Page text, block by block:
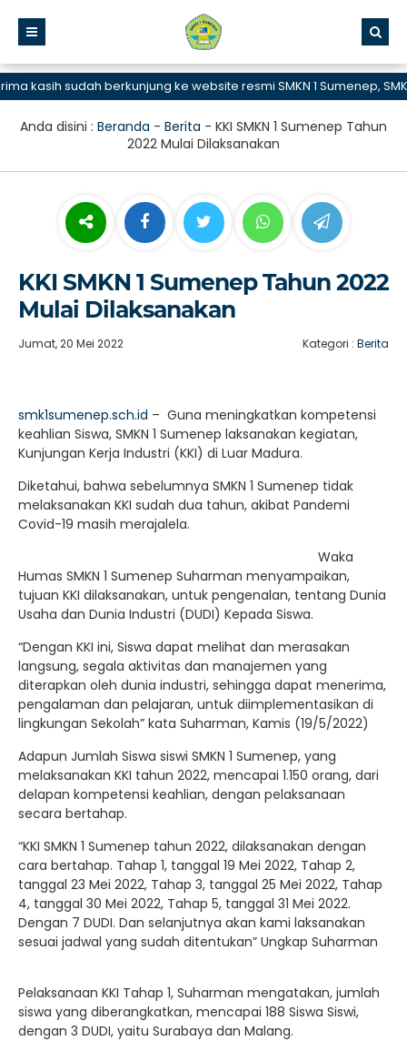
kasih sudah berkunjung ke website resmi SMKN 1 Sumenep, SMK
Anda disini : Beranda - Berita - KKI SMKN 1 Sumenep Tahun
2022 Mulai Dilaksanakan
KKI SMKN 1 Sumenep Tahun 2022
Mulai Dilaksanakan
Jumat, 20 Mei 2022 Kategori : Berita
smk1sumenep.sch.id – Guna meningkatkan kompetensi
keahlian Siswa, SMKN 1 Sumenep laksanakan kegiatan,
Kunjungan Kerja Industri (KKI) di Luar Madura.
Diketahui, bahwa sebelumnya SMKN 1 Sumenep tidak
melaksanakan KKI sudah dua tahun, akibat Pandemi
Covid-19 masih merajalela.
Waka
Humas SMKN 1 Sumenep Suharman menyampaikan,
tujuan KKI dilaksanakan, untuk pengenalan, tentang Dunia
Usaha dan Dunia Industri (DUDI) Kepada Siswa.
“Dengan KKI ini, Siswa dapat melihat dan merasakan
langsung, segala aktivitas dan manajemen yang
diterapkan oleh dunia industri, sehingga dapat menerima,
pengalaman dan pelajaran, untuk diimplementasikan di
lingkungan Sekolah” kata Suharman, Kamis (19/5/2022)
Adapun Jumlah Siswa siswi SMKN 1 Sumenep, yang
melaksanakan KKI tahun 2022, mencapai 1.150 orang, dari
delapan kompetensi keahlian, dengan pelaksanaan
secara bertahap.
“KKI SMKN 1 Sumenep tahun 2022, dilaksanakan dengan
cara bertahap. Tahap 1, tanggal 19 Mei 2022, Tahap 2,
tanggal 23 Mei 2022, Tahap 3, tanggal 25 Mei 2022, Tahap
4, tanggal 30 Mei 2022, Tahap 5, tanggal 31 Mei 2022.
Dengan 7 DUDI. Dan selanjutnya akan kami laksanakan
sesuai jadwal yang sudah ditentukan” Ungkap Suharman
Pelaksanaan KKI Tahap 1, Suharman mengatakan, jumlah
siswa yang diberangkatkan, mencapai 188 Siswa Siswi,
dengan 3 DUDI, yaitu Surabaya dan Malang.